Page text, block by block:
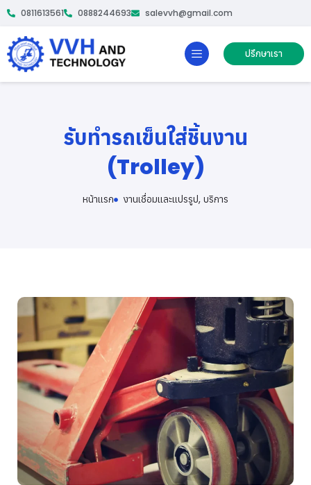
0811613561 0888244693 salevvh@gmail.com
ปรึกษาเรา
รับทำรถเข็นใส่ชิ้นงาน
(Trolley)
หน้าเเรก งานเชื่อมและแปรรูป, บริการ